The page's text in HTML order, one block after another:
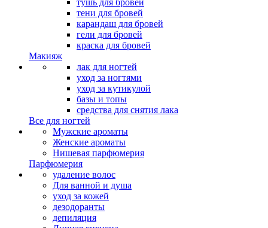
тушь для бровей
тени для бровей
карандаш для бровей
гели для бровей
краска для бровей
Макияж
лак для ногтей
уход за ногтями
уход за кутикулой
базы и топы
средства для снятия лака
Все для ногтей
Мужские ароматы
Женские ароматы
Нишевая парфюмерия
Парфюмерия
удаление волос
Для ванной и душа
уход за кожей
дезодоранты
депиляция